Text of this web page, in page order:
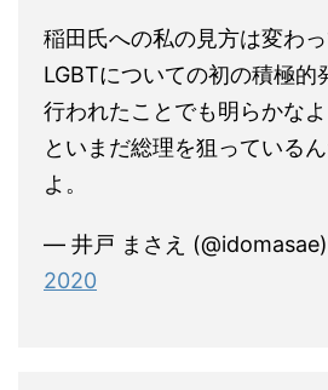
稲田氏への私の見方は変わっ
LGBTについての初の積極的
行われたことでも明らかな
といまだ総理を狙っている
よ。
— 井戸 まさえ (@idomasae)
2020